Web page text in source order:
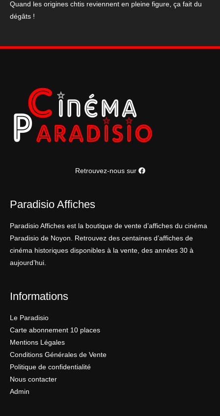
Quand les origines chtis reviennent en pleine figure, ça fait du
dégâts !
Retrouvez-nous sur
Paradisio Affiches
Paradisio Affiches est la boutique de vente d’affiches du cinéma
Paradisio de Noyon. Retrouvez des centaines d’affiches de
cinéma historiques disponibles à la vente, des années 30 à
aujourd’hui.
Informations
Le Paradisio
Carte abonnement 10 places
Mentions Légales
Conditions Générales de Vente
Politique de confidentialité
Nous contacter
Admin